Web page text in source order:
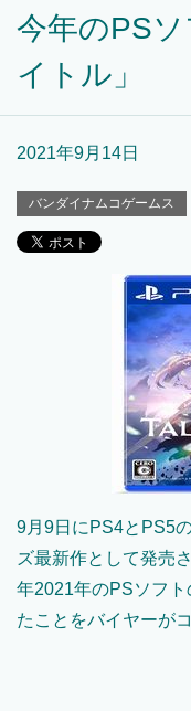
今年のPS
イトル」
2021年9月14日
バンダイナムコゲームス
9月9日にPS4とPS5
ズ最新作として発売
年2021年のPSソフ
たことをバイヤーが